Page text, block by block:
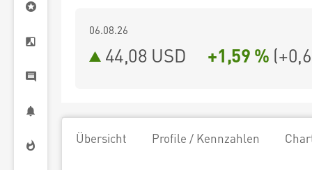
06.08.26
44,08 USD +1,59 % (
Übersicht Profile / Kennzahlen